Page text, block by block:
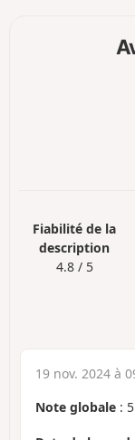
Fiabilité de la
description
4.8 / 5
19 nov. 2024 à
Note globale : 5